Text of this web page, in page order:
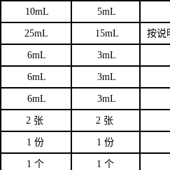
10mL 5mL
25mL 15mL 按说
6mL 3mL
6mL 3mL
6mL 3mL
2 张 2 张
1 份 1 份
1 个 1 个